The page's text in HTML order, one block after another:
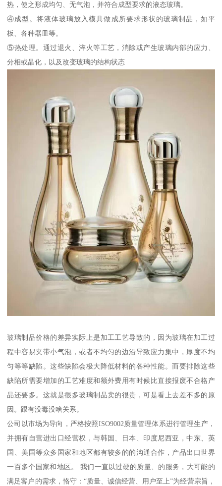
热，使之形成均匀、无气泡，并符合成型要求的液态玻璃。
④成型。将液体玻璃放入模具做成所要求形状的玻璃制品，如平
板、各种器皿等。
⑤热处理。通过退火、淬火等工艺，消除或产生玻璃内部的应力、
分相或晶化，以及改变玻璃的结构状态
玻璃制品价格的差异实际上是加工工艺导致的，因为玻璃在加工过
程中容易夹带小气泡，或者不均匀的边沿导致应力集中，厚度不均
匀等等缺陷。这些缺陷会极大降低材料的各种性能。而要排除这些
缺陷所需要增加的工艺难度和额外费用有时候比直接报废不合格产
品还要多。这就是很多玻璃制品卖的很贵，可是看上去差不多的原
因。跟有没毒没啥关系。
公司以市场为导向，严格按照ISO9002质量管理体系进行管理生产，
并拥有自营进出口经营权，与韩国、日本、印度尼西亚，中东、英
国、美国等众多国家和地区都有较多的的沟通合作，产品出口世界
一百多个国家和地区。 我们一直以过硬的质量、的服务，大可能的
满足客户的需求，恪守：“质量、诚信经营、用户至上”为经营宗旨，